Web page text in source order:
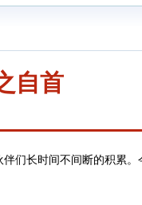
自首
们长时间不间断的积累。